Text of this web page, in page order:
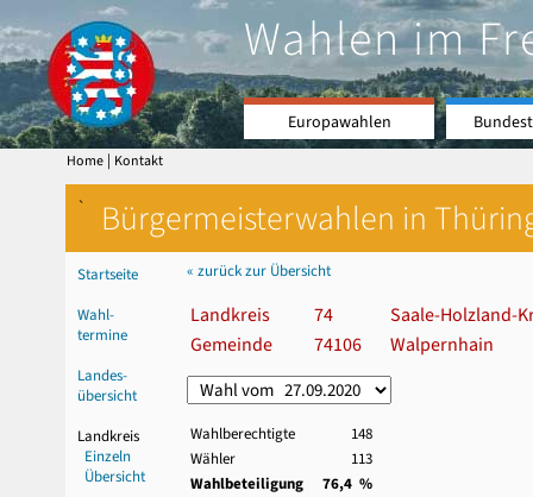
Wahlen im
Europawahlen
Home | Kontakt
` Bürgermeisterwahlen in
Startseite
Wahl-
termine
Landes-
übersicht
Landkreis
Einzeln
Übersicht
« zurück zur Übersicht
Landkreis 74
Saale-Holzland-
Gemeinde
74106 Walpernhain
Wahlberechtigte
148
Wähler
113
Wahlbeteiligung
76,4 %